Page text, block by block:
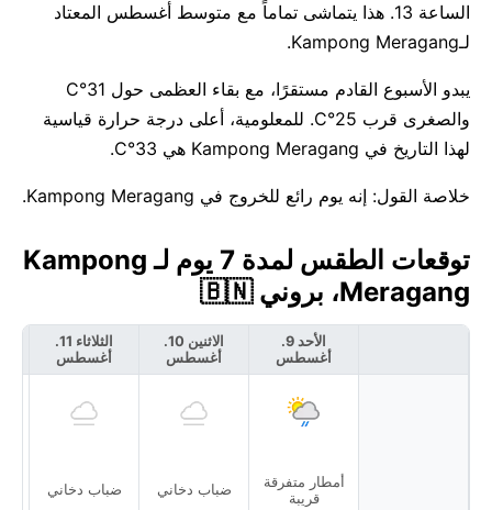
الساعة 13. هذا يتماشى تماماً مع متوسط أغسطس المعتاد
لـKampong Meragang.
يبدو الأسبوع القادم مستقرًا، مع بقاء العظمى حول 31°C
والصغرى قرب 25°C. للمعلومية، أعلى درجة حرارة قياسية
لهذا التاريخ في Kampong Meragang هي 33°C.
خلاصة القول: إنه يوم رائع للخروج في Kampong Meragang.
توقعات الطقس لمدة 7 يوم لـ Kampong
Meragang، بروني 🇧🇳
الأحد 9.
أغسطس
أمطار متفرقة
قريبة
الاثنين 10.
أغسطس
ضباب دخاني
الثلاثاء 11.
أغسطس
ضباب دخاني